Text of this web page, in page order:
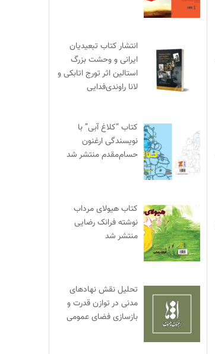
انتشار کتاب تبعیدیان
ایرانی و وحشت بزرگ
استالین اثر تورج اتابکی و
لانا راوندی‌فدایی
کتاب “کلاغ آبی” با
نویسندگی ارغنون
حسام‌مقدم منتشر شد
کتاب هیولای مرداب
نوشته فرانک رضایی
منتشر شد
تحلیل نقش نهادهای
مدنی در توازن قدرت و
بازسازی فضای عمومی